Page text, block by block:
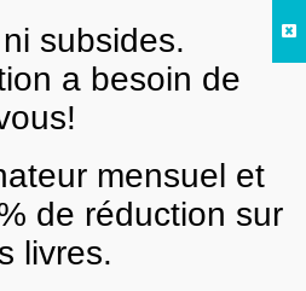
guarimbas » et le
2015
subsides.
a besoin de
mensuel et
de réduction sur
livres.